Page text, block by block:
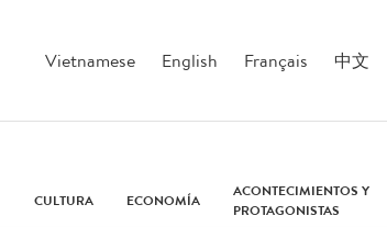
Vietnamese English Français 中文
CULTURA ECONOMÍA
ACONTECIMIENTOS Y
PROTAGONISTAS